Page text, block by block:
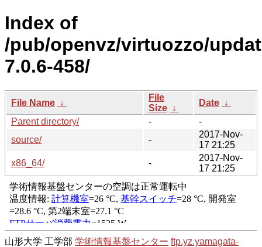
Index of
/pub/openvz/virtuozzo/
7.0.6-458/
File Name ↓
File
Size ↓
Date ↓
Parent directory/
-
-
source/
-
2017-Nov-
17 21:25
x86_64/
-
2017-Nov-
17 21:25
山形大学 工学部 学術情報基盤センター ftp.yz.yamagata-